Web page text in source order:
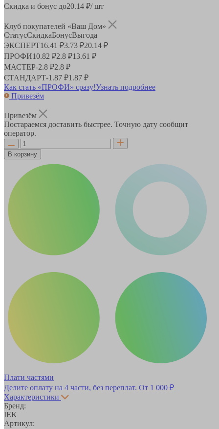
Скидка и бонус до20.14 ₽/ шт
Клуб покупателей «Ваш Дом»
СтатусСкидкаБонусВыгода
ЭКСПЕРТ16.41 ₽3.73 ₽20.14 ₽
ПРОФИ10.82 ₽2.8 ₽13.61 ₽
МАСТЕР-2.8 ₽2.8 ₽
СТАНДАРТ-1.87 ₽1.87 ₽
Как стать «ПРОФИ» сразу!Узнать подробнее
Привезём
Привезём
Постараемся доставить быстрее. Точную дату сообщит
оператор.
В корзину
Плати частями
Делите оплату на 4 части, без переплат. От 1 000 ₽
Характеристики
Бренд:
IEK
Артикул: